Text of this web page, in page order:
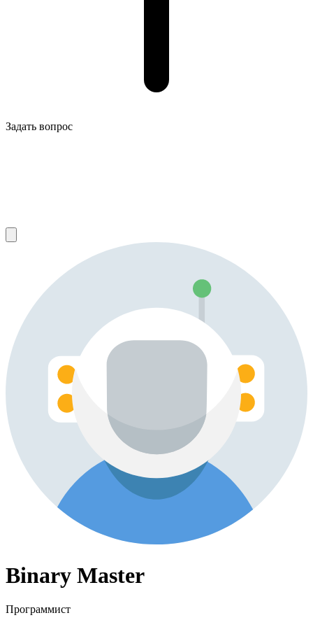
Задать вопрос
Binary Master
Программист